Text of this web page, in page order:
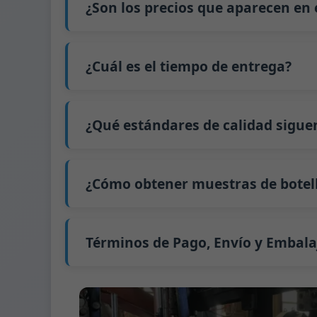
cambio son de calidad inestable. Por lo
6. Pague el saldo y nosotros enviamos las
utilización de la capacidad. Además, el
El precio será aún más bajo si cada tipo
¿Son los precios que aparecen
interesado en esta botella,
contáctenos
precio exacto y prepararemos una
¿Cuál es el tiempo de entrega?
extiende a 45 días.
El envío desde China tarda
¿Qué estándares de calidad
GB4806.5一2016 <Estándar Nacional de
(CE) No. 1935/2004 Migración de metales
¿Cómo obtener muestras de
Normalmente enviamos muestras a través
Términos de Pago, Envío y
Métodos de pago admitidos para los
Término de envío:
EXW, FOB, CFR, CIF